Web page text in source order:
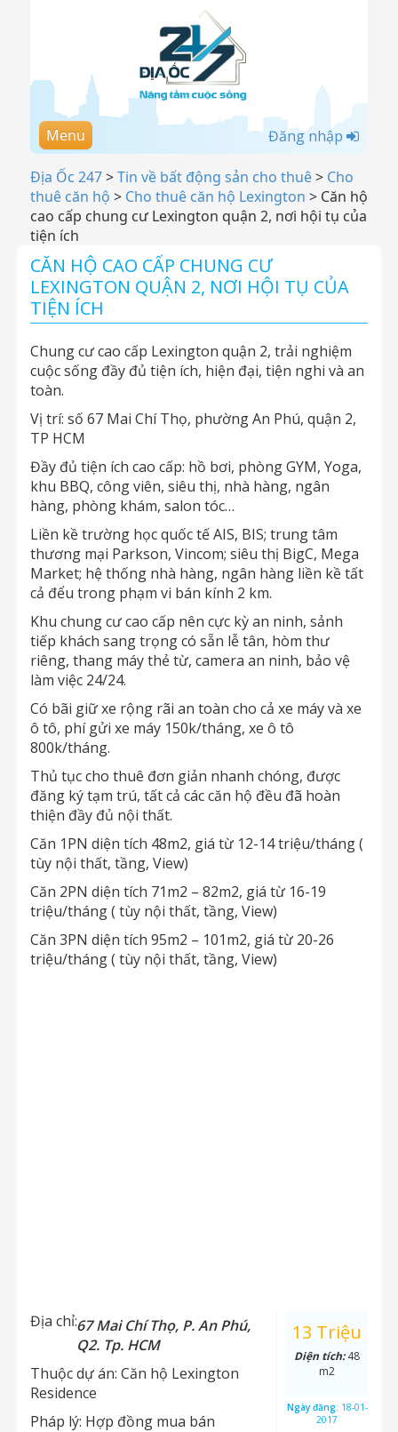
Menu Đăng nhập
Địa Ốc 247>Tin về bất động sản cho thuê> Cho
thuê căn hộ > Cho thuê căn hộ Lexington > Căn hộ
cao cấp chung cư Lexington quận 2, nơi hội tụ của
tiện ích
CĂN HỘ CAO CẤP CHUNG CƯ
LEXINGTON QUẬN 2, NƠI HỘI TỤ CỦA
TIỆN ÍCH
Chung cư cao cấp Lexington quận 2, trải nghiệm
cuộc sống đầy đủ tiện ích, hiện đại, tiện nghi và an
toàn.
Vị trí: số 67 Mai Chí Thọ, phường An Phú, quận 2,
TP HCM
Đầy đủ tiện ích cao cấp: hồ bơi, phòng GYM, Yoga,
khu BBQ, công viên, siêu thị, nhà hàng, ngân
hàng, phòng khám, salon tóc…
Liền kề trường học quốc tế AIS, BIS; trung tâm
thương mại Parkson, Vincom; siêu thị BigC, Mega
Market; hệ thống nhà hàng, ngân hàng liền kề tất
cả đểu trong phạm vi bán kính 2 km.
Khu chung cư cao cấp nên cực kỳ an ninh, sảnh
tiếp khách sang trọng có sẵn lễ tân, hòm thư
riêng, thang máy thẻ từ, camera an ninh, bảo vệ
làm việc 24/24.
Có bãi giữ xe rộng rãi an toàn cho cả xe máy và xe
ô tô, phí gửi xe máy 150k/tháng, xe ô tô
800k/tháng.
Thủ tục cho thuê đơn giản nhanh chóng, được
đăng ký tạm trú, tất cả các căn hộ đều đã hoàn
thiện đầy đủ nội thất.
Căn 1PN diện tích 48m2, giá từ 12-14 triệu/tháng (
tùy nội thất, tầng, View)
Căn 2PN diện tích 71m2 – 82m2, giá từ 16-19
triệu/tháng ( tùy nội thất, tầng, View)
Căn 3PN diện tích 95m2 – 101m2, giá từ 20-26
triệu/tháng ( tùy nội thất, tầng, View)
Địa chỉ:67 Mai Chí Thọ, P. An Phú,
Q2. Tp. HCM
Thuộc dự án: Căn hộ Lexington
Residence
Pháp lý: Hợp đồng mua bán
13 Triệu
Diện tích:48
m2
Ngày đăng: 18-01-
2017